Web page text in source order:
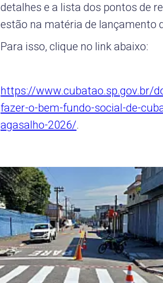
detalhes e a lista dos pontos de
estão na matéria de lançamento
Para isso, clique no link abaixo:
https://www.cubatao.sp.gov.br/
fazer-o-bem-fundo-social-de-
agasalho-2026/.